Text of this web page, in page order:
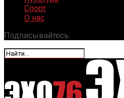
Спорт
О нас
Подписывайтесь: